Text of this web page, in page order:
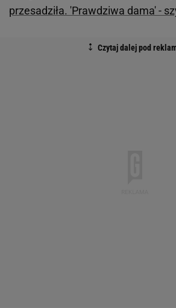
przesadziła. 'Prawdziwa dama' -